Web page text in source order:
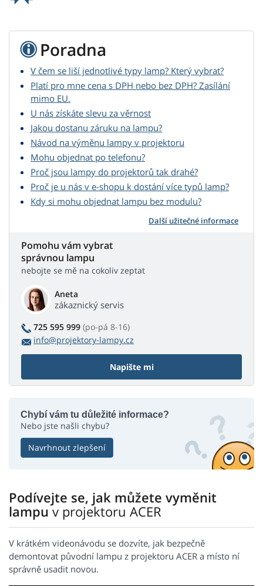
Poradna
V čem se liší jednotlivé typy lamp? Který vybrat?
Platí pro mne cena s DPH nebo bez DPH? Zasílání
mimo EU.
U nás získáte slevu za věrnost
Jakou dostanu záruku na lampu?
Návod na výměnu lampy v projektoru
Mohu objednat po telefonu?
Proč jsou lampy do projektorů tak drahé?
Proč je u nás v e-shopu k dostání více typů lamp?
Kdy si mohu objednat lampu bez modulu?
Další užitečné informace
Pomohu vám vybrat
správnou lampu
nebojte se mě na cokoliv zeptat
Aneta
zákaznický servis
725 595 999 (po-pá 8-16)
info@projektory-lampy.cz
Napište mi
Chybí vám tu důležité informace?
Nebo jste našli chybu?
Navrhnout zlepšení
Podívejte se, jak můžete vyměnit
lampuv projektoru ACER
V krátkém videonávodu se dozvíte, jak bezpečně
demontovat původní lampu z projektoru ACER a místo ní
správně usadit novou.